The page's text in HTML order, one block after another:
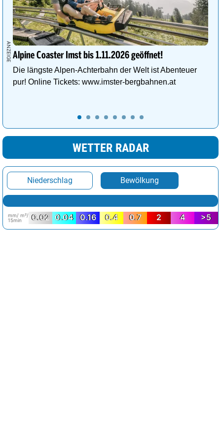
Alpine Coaster Imst bis 1.11.2026 geöffnet!
Die längste Alpen-Achterbahn der Welt ist Abenteuer
pur! Online Tickets: www.imster-bergbahnen.at
WETTER RADAR
Niederschlag Bewölkung
mm/ m²/
15min
0.02 0.04 0.16 0.4 0.7 2 4 >5